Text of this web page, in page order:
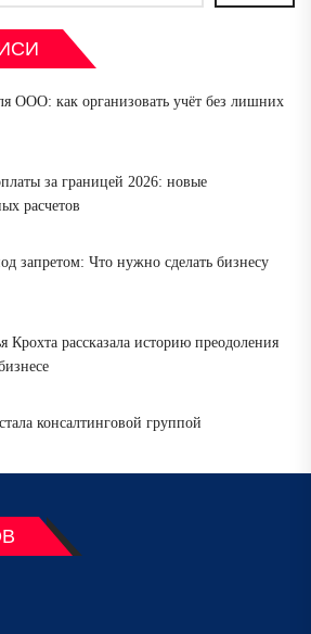
ООО: как организовать учёт без лишних
за границей 2026: новые
расчетов
запретом: Что нужно сделать бизнесу
Крохта рассказала историю преодоления
консалтинговой группой